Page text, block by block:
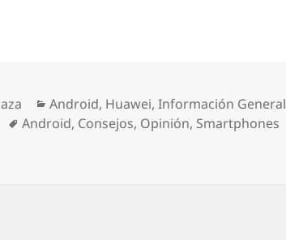
Categorías
Android, Huawei,Información General
Etiquetas
Android, Consejos, Opinión, Smartphones